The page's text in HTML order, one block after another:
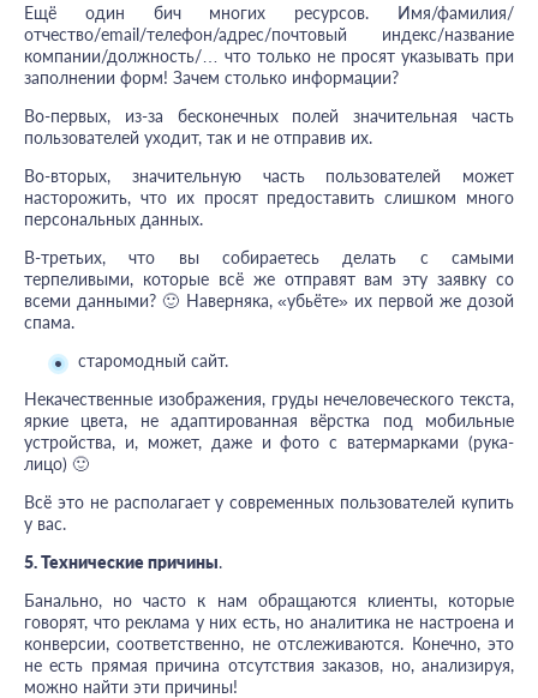
Ещё один бич многих ресурсов. Имя/фамилия/
отчество/email/телефон/адрес/почтовый индекс/название
компании/должность/… что только не просят указывать при
заполнении форм! Зачем столько информации?
Во-первых, из-за бесконечных полей значительная часть
пользователей уходит, так и не отправив их.
Во-вторых, значительную часть пользователей может
насторожить, что их просят предоставить слишком много
персональных данных.
В-третьих, что вы собираетесь делать с самыми
терпеливыми, которые всё же отправят вам эту заявку со
всеми данными? 🙂 Наверняка, «убьёте» их первой же дозой
спама.
старомодный сайт.
Некачественные изображения, груды нечеловеческого текста,
яркие цвета, не адаптированная вёрстка под мобильные
устройства, и, может, даже и фото с ватермарками (рука-
лицо) 🙂
Всё это не располагает у современных пользователей купить
у вас.
5. Технические причины.
Банально, но часто к нам обращаются клиенты, которые
говорят, что реклама у них есть, но аналитика не настроена и
конверсии, соответственно, не отслеживаются. Конечно, это
не есть прямая причина отсутствия заказов, но, анализируя,
можно найти эти причины!